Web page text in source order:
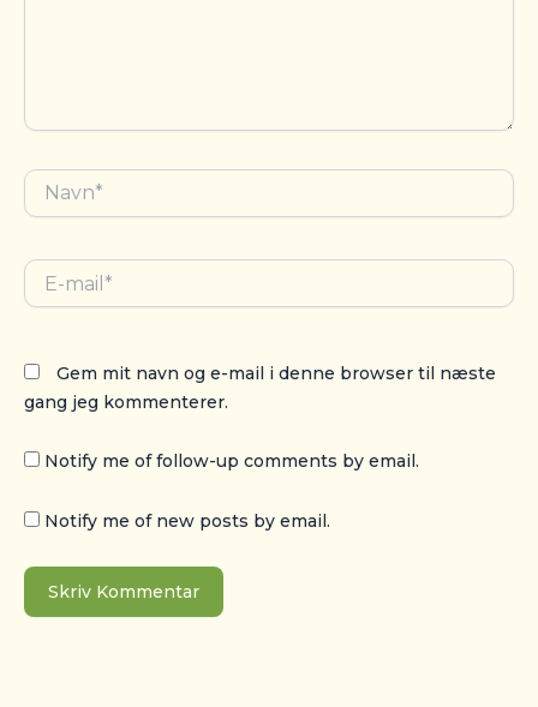
Navn*
E-
mail*
Gem mit navn og e-mail i denne browser til næste
gang jeg kommenterer.
Notify me of follow-up comments by email.
Notify me of new posts by email.